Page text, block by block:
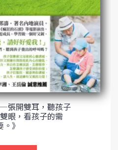
張開雙耳，聽孩子
眼，看孩子的需
。》